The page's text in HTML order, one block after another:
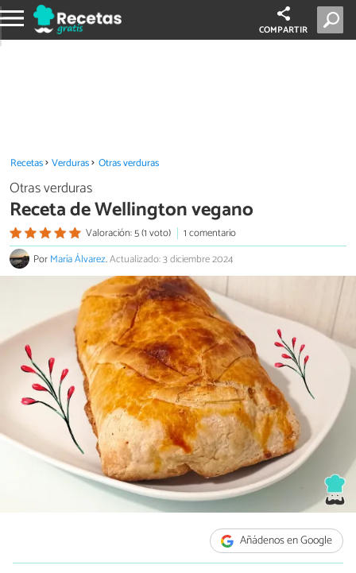
COMPARTIR
Recetas Verduras Otras verduras
Otras verduras
Receta de Wellington vegano
Valoración: 5 (1 voto)
1 comentario
PorMaría Álvarez.Actualizado: 3 diciembre 2024
Añádenos en Google